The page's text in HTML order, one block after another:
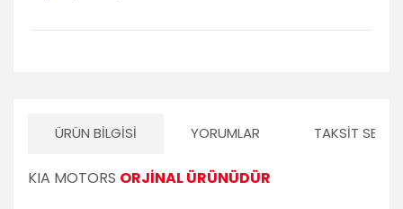
ÜRÜN BILGISI YORUMLAR TAKSIT
KIA MOTORS ORJİNAL ÜRÜNÜDÜR